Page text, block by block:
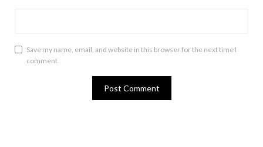
Save my name, email, and website in this browser for the next time I
comment.